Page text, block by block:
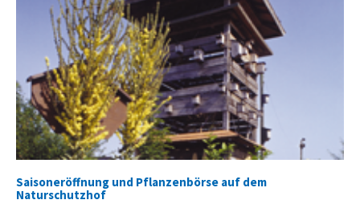
Saisoneröffnung und Pflanzenbörse auf dem
Naturschutzhof